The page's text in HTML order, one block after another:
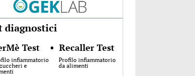
diagnostici
Test
infiammatorio
e
• Recaller Test
Profilo infiammatorio
da alimenti